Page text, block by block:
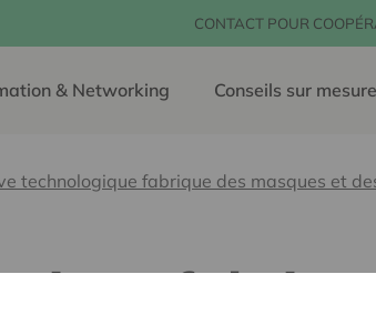
CONTACT POUR
& Networking Conseils sur mesure
technologique fabrique des masques et